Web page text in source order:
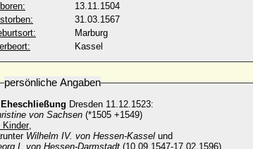
13.11.1504
31.03.1567
Marburg
Kassel
persönliche Angaben
Dresden 11.12.1523:
von Sachsen (*1505 +1549)
Kinder,
Wilhelm IV. von Hessen-Kassel und
I. von Hessen-Darmstadt (10.09.1547-17.02.1596)